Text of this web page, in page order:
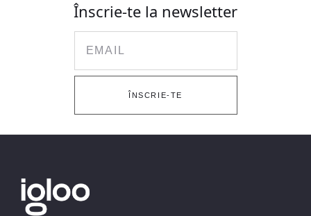
Înscrie-te la newsletter
ÎNSCRIE-TE